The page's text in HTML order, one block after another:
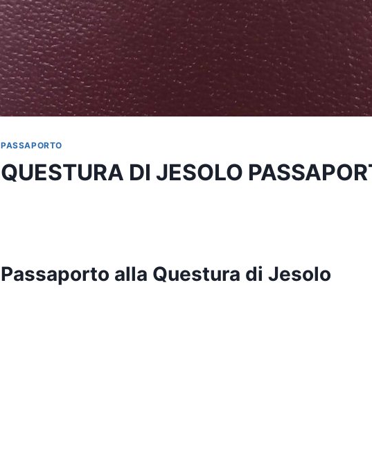
PASSAPORTO
QUESTURA DI JESOLO
Passaporto alla Questura di Jesolo